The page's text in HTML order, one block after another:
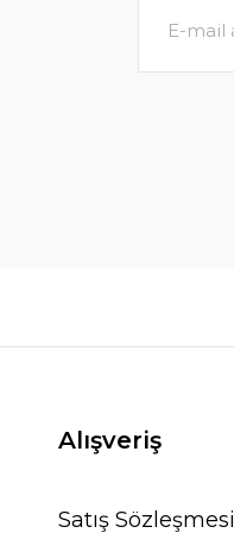
Alışveriş
Satış Sözleşmesi